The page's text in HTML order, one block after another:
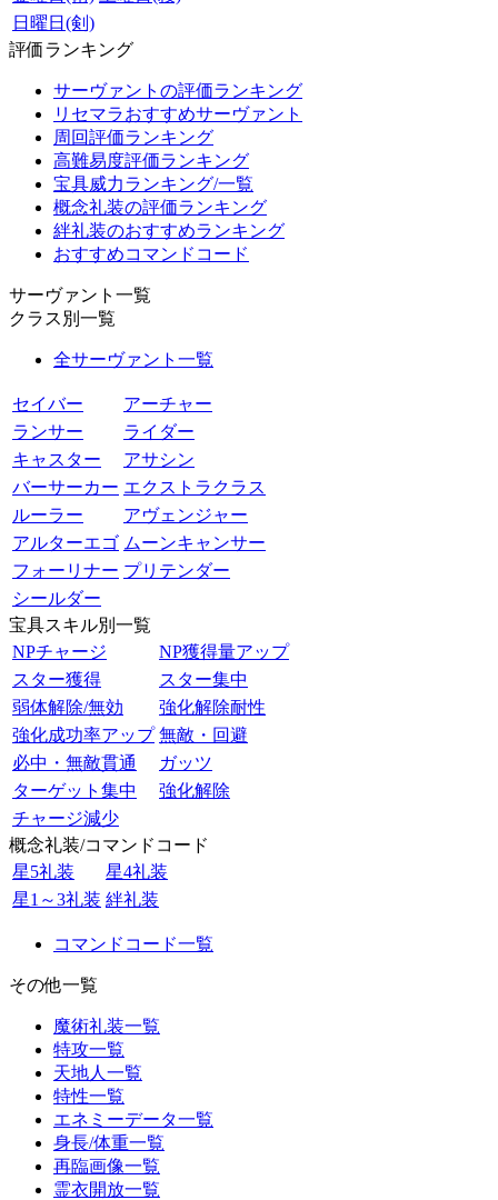
日曜日(剣)
評価ランキング
サーヴァントの評価ランキング
リセマラおすすめサーヴァント
周回評価ランキング
高難易度評価ランキング
宝具威力ランキング/一覧
概念礼装の評価ランキング
絆礼装のおすすめランキング
おすすめコマンドコード
サーヴァント一覧
クラス別一覧
全サーヴァント一覧
セイバー
アーチャー
ランサー
ライダー
キャスター
アサシン
バーサーカー エクストラクラス
ルーラー
アヴェンジャー
アルターエゴ ムーンキャンサー
フォーリナー プリテンダー
シールダー
宝具スキル別一覧
NPチャージ
NP獲得量アップ
スター獲得
スター集中
弱体解除/無効
強化解除耐性
強化成功率アップ 無敵・回避
必中・無敵貫通
ガッツ
ターゲット集中
強化解除
チャージ減少
概念礼装/コマンドコード
星5礼装
星4礼装
星1～3礼装 絆礼装
コマンドコード一覧
その他一覧
魔術礼装一覧
特攻一覧
天地人一覧
特性一覧
エネミーデータ一覧
身長/体重一覧
再臨画像一覧
霊衣開放一覧